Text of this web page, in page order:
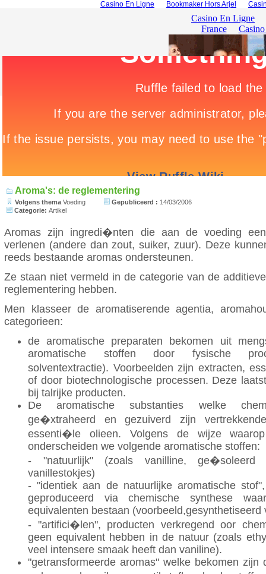
Casino En Ligne Bookmaker Hors Arjel
Aroma's: de reglementering
Volgens thema Voeding Gepubliceerd : 14/03/2006
Categorie: Artikel
Aromas zijn ingredi�nten die aan de voeding
verlenen (andere dan zout, suiker, zuur). Deze
reeds bestaande aromas ondersteunen.
Ze staan niet vermeld in de categorie van de
reglementering hebben.
Men klasseer de aromatiserende agentia,
categorieen:
de aromatische preparaten bekomen uit
aromatische stoffen door fysische
solventextractie). Voorbeelden zijn extracten,
of door biotechnologische processen. Deze
bij talrijke producten.
De aromatische substanties welke
ge�xtraheerd en gezuiverd zijn
essenti�le olieen. Volgens de wijze
onderscheiden we volgende aromatische stoffen:
- "natuurlijk" (zoals vanilline,
vanillestokjes)
- "identiek aan de natuurlijke aromatische
geproduceerd via chemische synthese
equivalenten bestaan (voorbeeld,gesynthetiseerd
- "artifici�len", producten verkregend oor
geen equivalent hebben in de natuur (zoals
veel intensere smaak heeft dan vaniline).
"getransformeerde aromas" welke bekomen zijn